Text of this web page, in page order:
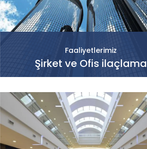
Faaliyetlerimiz
Şirket ve Ofis ilaçlama